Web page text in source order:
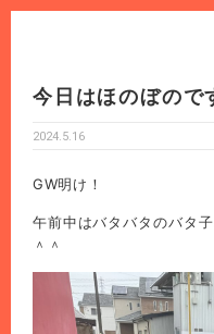
今日はほのぼので
2024.5.16
GW明け！
午前中はバタバタのバタ
＾＾